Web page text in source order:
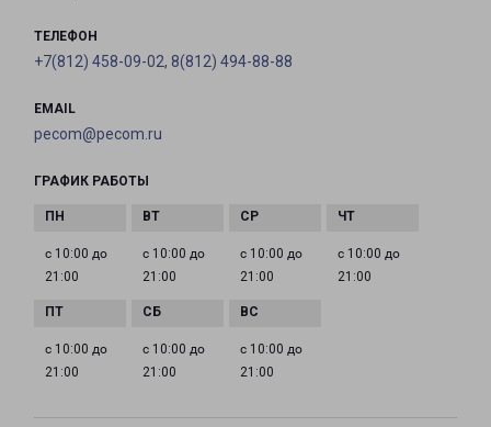
ТЕЛЕФОН
+7(812) 458-09-02, 8(812) 494-88-88
EMAIL
pecom@pecom.ru
ГРАФИК РАБОТЫ
с 10:00 до
21:00
с 10:00 до
21:00
с 10:00 до
21:00
с 10:00 до
21:00
с 10:00 до
21:00
с 10:00 до
21:00
с 10:00 до
21:00